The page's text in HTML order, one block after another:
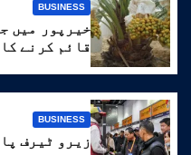
BUSINESS
خیرپور میں
قائم کرنے
BUSINESS
زیرو ٹیرف